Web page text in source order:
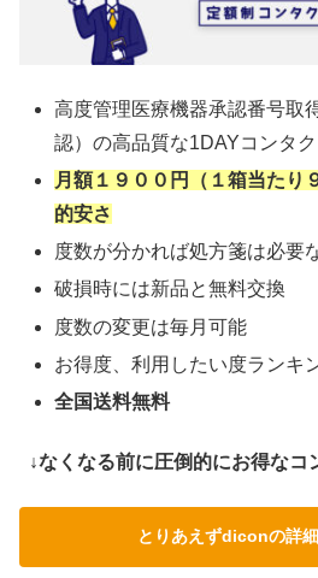
高度管理医療機器承認番号取
認）の高品質な1DAYコンタ
月額１９００円（１箱当たり
的安さ
度数が分かれば処方箋は必要
破損時には新品と無料交換
度数の変更は毎月可能
お得度、利用したい度ランキ
全国送料無料
↓なくなる前に圧倒的にお得なコ
とりあえずdiconの詳